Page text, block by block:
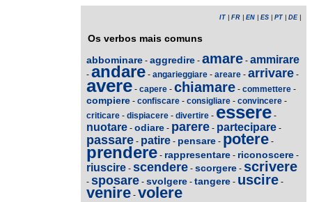
IT FR EN ES PT DE|
Os verbos mais comuns
abbominare - aggredire - amare - ammirare
- andare - angarieggiare - areare - arrivare -
avere - capere - chiamare - commettere -
compiere - confiscare - consigliare - convincere -
criticare - dispiacere - divertire - essere -
nuotare - odiare - parere - partecipare -
passare - patire - pensare - potere -
prendere - rappresentare - riconoscere -
riuscire - scendere - scorgere - scrivere
- sposare - svolgere - tangere - uscire -
venire - volere